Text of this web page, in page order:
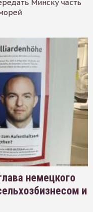
Минску часть
немецкого
и